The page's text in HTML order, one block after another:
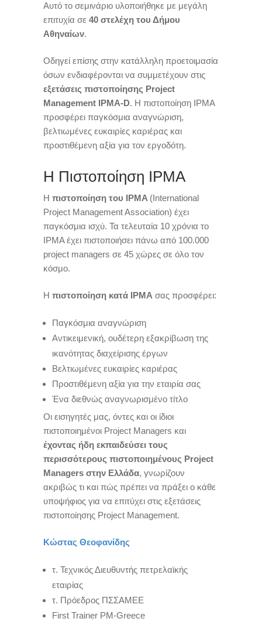
Αυτό το σεμινάριο υλοποιήθηκε με μεγάλη
επιτυχία σε 40 στελέχη του Δήμου
Αθηναίων.
Οδηγεί επίσης στην κατάλληλη προετοιμασία
όσων ενδιαφέρονται να συμμετέχουν στις
εξετάσεις πιστοποίησης Project
Management ΙPMA-D. Η πιστοποίηση IPMA
προσφέρει παγκόσμια αναγνώριση,
βελτιωμένες ευκαιρίες καριέρας και
προστιθέμενη αξία για τον εργοδότη.
Η Πιστοποίηση IPMA
Η πιστοποίηση του IPMA (International
Project Management Association) έχει
παγκόσμια ισχύ. Τα τελευταία 10 χρόνια το
IPMA έχει πιστοποιήσει πάνω από 100.000
project managers σε 45 χώρες σε όλο τον
κόσμο.
Η πιστοποίηση κατά IPMA σας προσφέρει:
Παγκόσμια αναγνώριση
Αντικειμενική, ουδέτερη εξακρίβωση της
ικανότητας διαχείρισης έργων
Βελτιωμένες ευκαιρίες καριέρας
Προστιθέμενη αξία για την εταιρία σας
Ένα διεθνώς αναγνωρισμένο τίτλο
Οι εισηγητές μας, όντες και οι ίδιοι
πιστοποιημένοι Project Managers και
έχοντας ήδη εκπαιδεύσει τους
περισσότερους πιστοποιημένους Project
Managers στην Ελλάδα, γνωρίζουν
ακριβώς τι και πώς πρέπει να πράξει ο κάθε
υποψήφιος για να επιτύχει στις εξετάσεις
πιστοποίησης Project Management.
Κώστας Θεοφανίδης
τ. Τεχνικός Διευθυντής πετρελαϊκής
εταιρίας
τ. Πρόεδρος ΠΣΣΑΜΕΕ
First Trainer PM-Greece